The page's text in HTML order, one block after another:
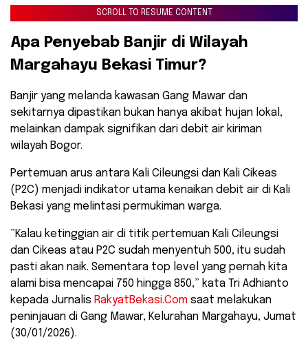
SCROLL TO RESUME CONTENT
​Apa Penyebab Banjir di Wilayah
Margahayu Bekasi Timur?
​Banjir yang melanda kawasan Gang Mawar dan
sekitarnya dipastikan bukan hanya akibat hujan lokal,
melainkan dampak signifikan dari debit air kiriman
wilayah Bogor.
Pertemuan arus antara Kali Cileungsi dan Kali Cikeas
(P2C) menjadi indikator utama kenaikan debit air di Kali
Bekasi yang melintasi permukiman warga.
​”Kalau ketinggian air di titik pertemuan Kali Cileungsi
dan Cikeas atau P2C sudah menyentuh 500, itu sudah
pasti akan naik. Sementara top level yang pernah kita
alami bisa mencapai 750 hingga 850,” kata Tri Adhianto
kepada Jurnalis RakyatBekasi.Com saat melakukan
peninjauan di Gang Mawar, Kelurahan Margahayu, Jumat
(30/01/2026).